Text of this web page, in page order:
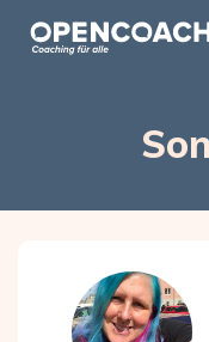
Open Coach